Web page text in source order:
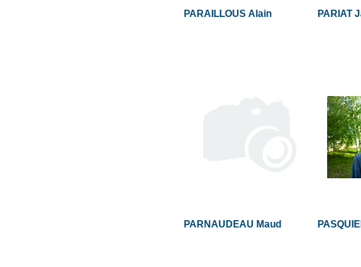
PARAILLOUS Alain PARIAT
PARNAUDEAU Maud